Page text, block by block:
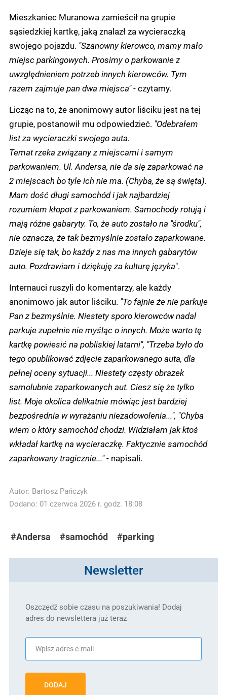
Mieszkaniec Muranowa zamieścił na grupie
sąsiedzkiej kartkę, jaką znalazł za wycieraczką
swojego pojazdu. "Szanowny kierowco, mamy mało
miejsc parkingowych. Prosimy o parkowanie z
uwzględnieniem potrzeb innych kierowców. Tym
razem zajmuje pan dwa miejsca"- czytamy.
Licząc na to, że anonimowy autor liściku jest na tej
grupie, postanowił mu odpowiedzieć. "Odebrałem
list za wycieraczki swojego auta.
Temat rzeka związany z miejscami i samym
parkowaniem. Ul. Andersa, nie da się zaparkować na
2 miejscach bo tyle ich nie ma. (Chyba, że są święta).
Mam dość długi samochód i jak najbardziej
rozumiem kłopot z parkowaniem. Samochody rotują i
mają różne gabaryty. To, że auto zostało na "środku",
nie oznacza, że tak bezmyślnie zostało zaparkowane.
Dzieje się tak, bo każdy z nas ma innych gabarytów
auto. Pozdrawiam i dziękuję za kulturę języka".
Internauci ruszyli do komentarzy, ale każdy
anonimowo jak autor liściku. "To fajnie że nie parkuje
Pan z bezmyślnie. Niestety sporo kierowców nadal
parkuje zupełnie nie myśląc o innych. Może warto tę
kartkę powiesić na pobliskiej latarni", "Trzeba było do
tego opublikować zdjęcie zaparkowanego auta, dla
pełnej oceny sytuacji... Niestety częsty obrazek
samolubnie zaparkowanych aut. Ciesz się że tylko
list. Moje okolica delikatnie mówiąc jest bardziej
bezpośrednia w wyrażaniu niezadowolenia...", "Chyba
wiem o który samochód chodzi. Widziałam jak ktoś
wkładał kartkę na wycieraczkę. Faktycznie samochód
zaparkowany tragicznie..."- napisali.
Autor: Bartosz Pańczyk
Dodano: 01 czerwca 2026 r. godz. 18:08
#Andersa #samochód #parking
Newsletter
Oszczędź sobie czasu na poszukiwania! Dodaj
adres do newslettera już teraz
DODAJ